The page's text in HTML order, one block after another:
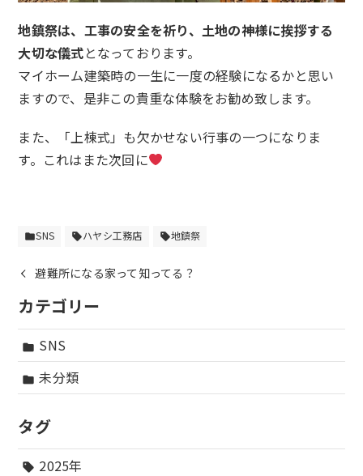
地鎮祭は、工事の安全を祈り、土地の神様に挨拶する
大切な儀式となっております。
マイホーム建築時の一生に一度の経験になるかと思い
ますので、是非この貴重な体験をお勧め致します。
また、「上棟式」も欠かせない行事の一つになりま
す。これはまた次回に
folderSNS sellハヤシ工務店 sell地鎮祭
避難所になる家って知ってる？
カテゴリー
folder SNS
folder 未分類
タグ
sell 2025年